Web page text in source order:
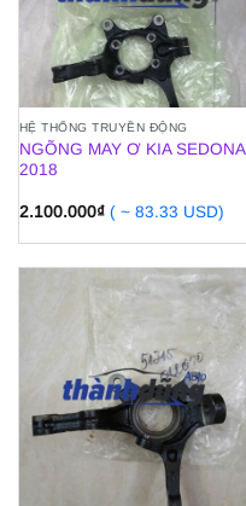
HỆ THỐNG TRUYỀN ĐỘNG
NGÕNG MAY Ơ KIA SEDONA
2018
2.100.000₫ ( ~ 83.33 USD)